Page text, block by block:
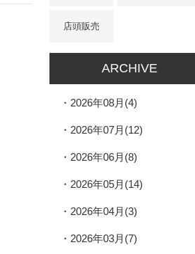
店頭販売
ARCHIVE
2026年08月(4)
2026年07月(12)
2026年06月(8)
2026年05月(14)
2026年04月(3)
2026年03月(7)